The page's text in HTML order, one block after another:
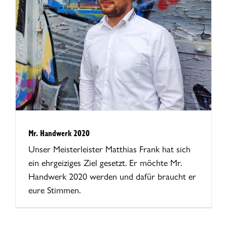
Mr. Handwerk 2020
Unser Meisterleister Matthias Frank hat sich
ein ehrgeiziges Ziel gesetzt. Er möchte Mr.
Handwerk 2020 werden und dafür braucht er
eure Stimmen.